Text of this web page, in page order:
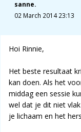
sanne.
02 March 2014 23:13
Hoi Rinnie,
Het beste resultaat
kan doen. Als het
middag een sessie
wel dat je dit niet
je lichaam en het